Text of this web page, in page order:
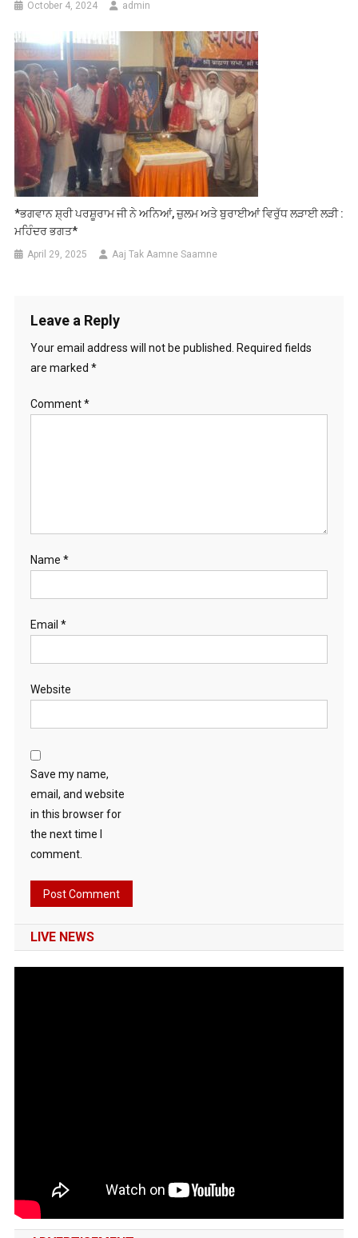
October 4, 2024 admin
*ਭਗਵਾਨ ਸ਼੍ਰੀ ਪਰਸ਼ੂਰਾਮ ਜੀ ਨੇ ਅਨਿਆਂ, ਜ਼ੁਲਮ ਅਤੇ ਬੁਰਾਈਆਂ ਵਿਰੁੱਧ ਲੜਾਈ ਲੜੀ :
ਮਹਿੰਦਰ ਭਗਤ*
April 29, 2025 Aaj Tak Aamne Saamne
Leave a Reply
Your email address will not be published.
Required fields
are marked *
Comment*
Name *
Email *
Website
Save my name,
email, and website
in this browser for
the next time I
comment.
LIVE NEWS